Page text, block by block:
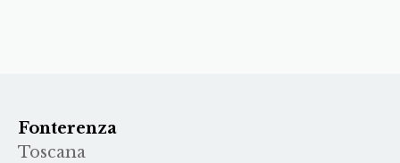
Fonterenza
Toscana